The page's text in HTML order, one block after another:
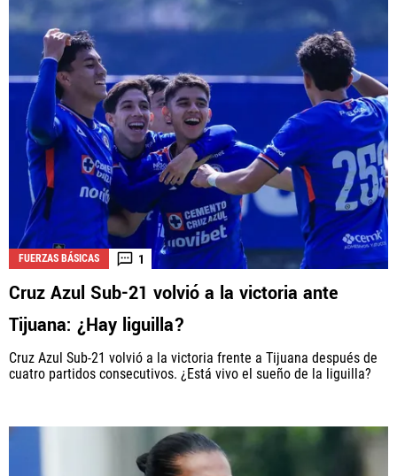
FUERZAS BÁSICAS 1
Cruz Azul Sub-21 volvió a la victoria ante
Tijuana: ¿Hay liguilla?
Cruz Azul Sub-21 volvió a la victoria frente a Tijuana después de
cuatro partidos consecutivos. ¿Está vivo el sueño de la liguilla?